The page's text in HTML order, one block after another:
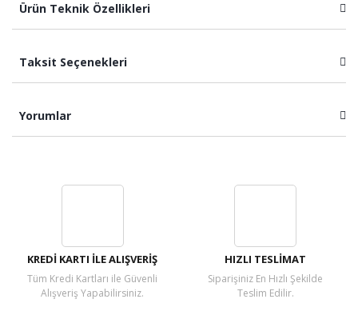
Ürün Teknik Özellikleri
Taksit Seçenekleri
Yorumlar
KREDİ KARTI İLE ALIŞVERİŞ
Tüm Kredi Kartları ile Güvenli
Alışveriş Yapabilirsiniz.
HIZLI TESLİMAT
Siparişiniz En Hızlı Şekilde
Teslim Edilir.